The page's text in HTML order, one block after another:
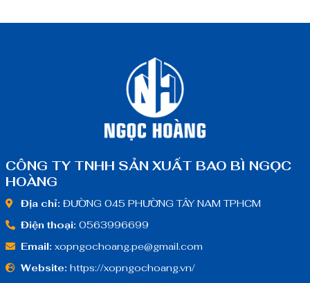
CÔNG TY TNHH SẢN XUẤT BAO BÌ NGỌC
HOÀNG
Địa chỉ: ĐƯỜNG 045 PHƯỜNG TÂY NAM TPHCM
Điện thoại: 0563996699
Email: xopngochoang.pe@gmail.com
Website: https://xopngochoang.vn/